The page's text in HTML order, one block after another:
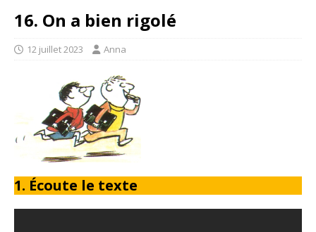
16. On a bien rigolé
12 juillet 2023 Anna
1. Écoute le texte